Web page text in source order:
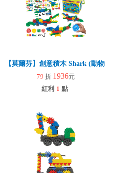
【莫爾芬】創意積木 Shark (動物創
79 折 1936元
紅利 1 點